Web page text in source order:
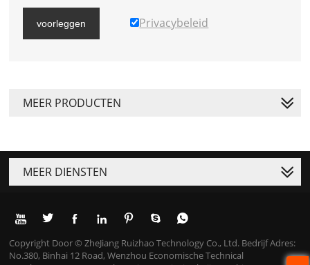
voorleggen Privacybeleid
MEER PRODUCTEN
MEER DIENSTEN
      
Copyright Door © ZheJiang Ruizhao Technology Co., Ltd. Bedrijf Adres:
No.380, Binhai 12 Road, Wenzhou Economische Technical